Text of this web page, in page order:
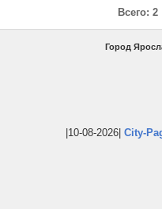
Всего: 2
Город
|10-08-2026| City-